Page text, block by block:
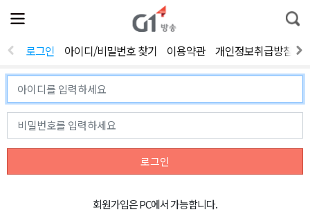
전
체
뉴
열
통
합
색
로그인 아이디/비밀번호 찾기 이용약관 개인정보취급방침
로그인
회원가입은 PC에서 가능합니다.